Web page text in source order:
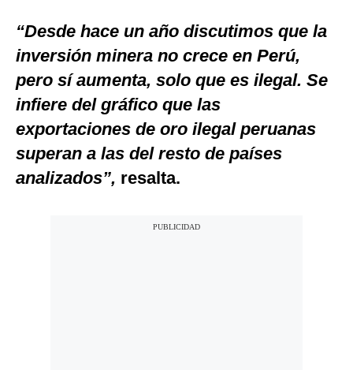
“Desde hace un año discutimos que la
inversión minera no crece en Perú,
pero sí aumenta, solo que es ilegal. Se
infiere del gráfico que las
exportaciones de oro ilegal peruanas
superan a las del resto de países
analizados”, resalta.